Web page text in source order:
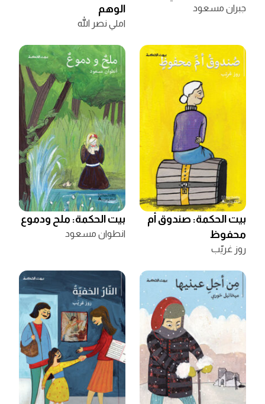
جبران مسعود
الوهم
املي نصر الله
بيت الحكمة: صندوق أم
محفوظ
روز غريّب
بيت الحكمة: ملح ودموع
انطوان مسعود